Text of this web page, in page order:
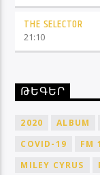
THE SELECTOR
21:10
ԹԵԳԵՐ
2020 ALBUM
COVID-19
FM
MILEY CYRUS